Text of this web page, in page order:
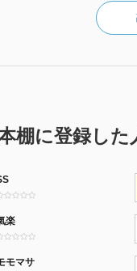
棚に登録した
楽
モマサ